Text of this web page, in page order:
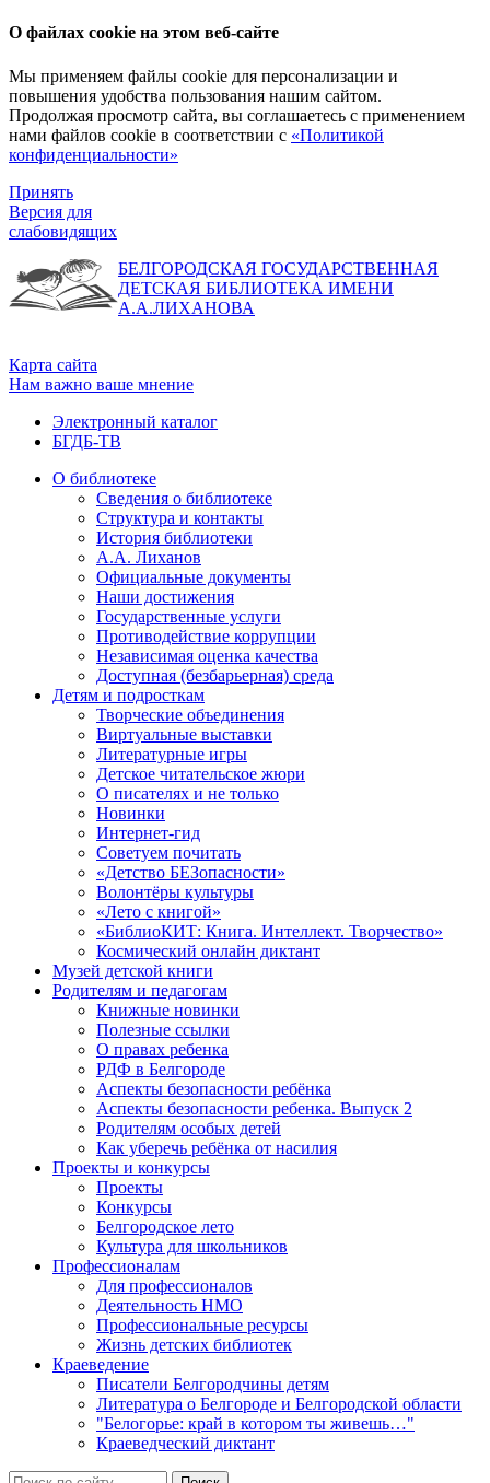
О файлах cookie на этом веб-сайте
Мы применяем файлы cookie для персонализации и
повышения удобства пользования нашим сайтом.
Продолжая просмотр сайта, вы соглашаетесь с применением
нами файлов cookie в соответствии с «Политикой
конфиденциальности»
Принять
Версия для
слабовидящих
БЕЛГОРОДСКАЯ ГОСУДАРСТВЕННАЯ
ДЕТСКАЯ БИБЛИОТЕКА ИМЕНИ
А.А.ЛИХАНОВА
Карта сайта
Нам важно ваше мнение
Электронный каталог
БГДБ-ТВ
О библиотеке
Сведения о библиотеке
Структура и контакты
История библиотеки
А.А. Лиханов
Официальные документы
Наши достижения
Государственные услуги
Противодействие коррупции
Независимая оценка качества
Доступная (безбарьерная) среда
Детям и подросткам
Творческие объединения
Виртуальные выставки
Литературные игры
Детское читательское жюри
О писателях и не только
Новинки
Интернет-гид
Советуем почитать
«Детство БЕЗопасности»
Волонтёры культуры
«Лето с книгой»
«БиблиоКИТ: Книга. Интеллект. Творчество»
Космический онлайн диктант
Музей детской книги
Родителям и педагогам
Книжные новинки
Полезные ссылки
О правах ребенка
РДФ в Белгороде
Аспекты безопасности ребёнка
Аспекты безопасности ребенка. Выпуск 2
Родителям особых детей
Как уберечь ребёнка от насилия
Проекты и конкурсы
Проекты
Конкурсы
Белгородское лето
Культура для школьников
Профессионалам
Для профессионалов
Деятельность НМО
Профессиональные ресурсы
Жизнь детских библиотек
Краеведение
Писатели Белгородчины детям
Литература о Белгороде и Белгородской области
"Белогорье: край в котором ты живешь…"
Краеведческий диктант